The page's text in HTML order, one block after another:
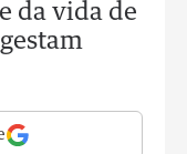
da vida de